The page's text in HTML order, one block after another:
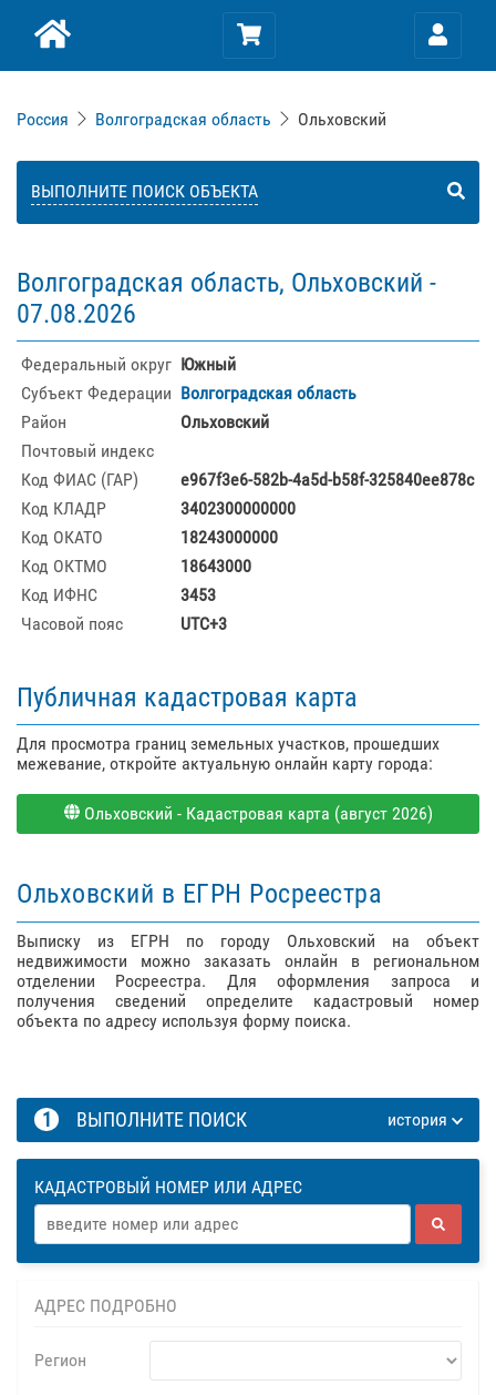
Россия Волгоградская область Ольховский
ВЫПОЛНИТЕ ПОИСК ОБЪЕКТА
Волгоградская область, Ольховский -
07.08.2026
Федеральный округ Южный
Субъект Федерации Волгоградская область
Район
Ольховский
Почтовый индекс
Код ФИАС (ГАР)
e967f3e6-582b-4a5d-b58f-325840ee878c
Код КЛАДР
3402300000000
Код ОКАТО
18243000000
Код ОКТМО
18643000
Код ИФНС
3453
Часовой пояс
UTC+3
Публичная кадастровая карта
Для просмотра границ земельных участков, прошедших
межевание, откройте актуальную онлайн карту города:
Ольховский - Кадастровая карта (август 2026)
Ольховский в ЕГРН Росреестра
Выписку из ЕГРН по городу Ольховский на объект
недвижимости можно заказать онлайн в региональном
отделении Росреестра. Для оформления запроса и
получения сведений определите кадастровый номер
объекта по адресу используя форму поиска.
1 ВЫПОЛНИТЕ ПОИСК история
КАДАСТРОВЫЙ НОМЕР ИЛИ АДРЕС
АДРЕС ПОДРОБНО
Регион